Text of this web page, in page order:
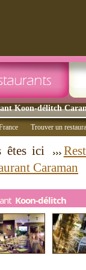
Koon-délitch
Trouver un
êtes ici
Caraman
Koon-délitch